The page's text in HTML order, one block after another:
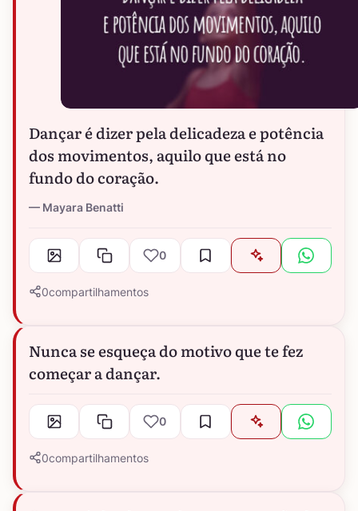
Dançar é dizer pela delicadeza e potência
dos movimentos, aquilo que está no
fundo do coração.
Mayara Benatti
0
0compartilhamentos
Nunca se esqueça do motivo que te fez
começar a dançar.
0
0compartilhamentos